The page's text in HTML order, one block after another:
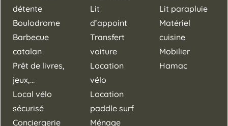
détente
Boulodrome
Barbecue
catalan
Prêt de livres,
jeux,…
Local vélo
sécurisé
Conciergerie
Lit
d’appoint
Transfert
voiture
Location
vélo
Location
paddle surf
Ménage
Lit parapluie
Matériel
cuisine
Mobilier
Hamac